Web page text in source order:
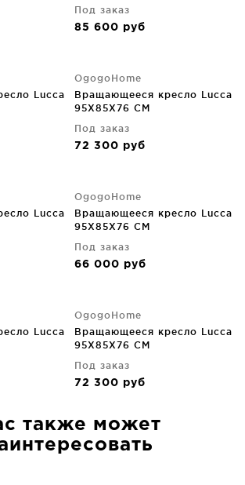
Под заказ
85 600 руб
Lucca
OgogoHome
Вращающееся кресло Lucca
95X85X76 CM
Под заказ
72 300 руб
Lucca
OgogoHome
Вращающееся кресло Lucca
95X85X76 CM
Под заказ
66 000 руб
Lucca
OgogoHome
Вращающееся кресло Lucca
95X85X76 CM
Под заказ
72 300 руб
также может